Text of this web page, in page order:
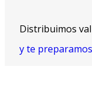
Distribuimos
y te